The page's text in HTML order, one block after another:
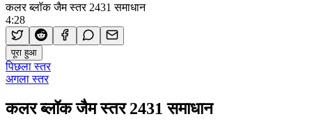
कलर ब्लॉक जैम स्तर 2431 समाधान
4:28
पूरा हुआ
पिछला स्तर
अगला स्तर
कलर ब्लॉक जैम स्तर 2431 समाधान